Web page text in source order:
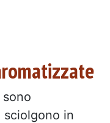
sono
sciolgono in